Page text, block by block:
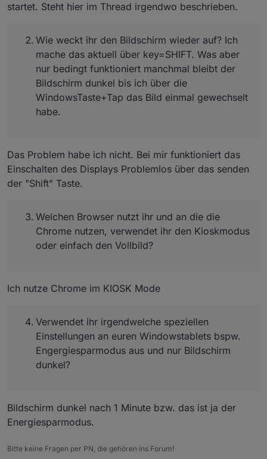
startet. Steht hier im Thread irgendwo beschrieben.
Wie weckt ihr den Bildschirm wieder auf? Ich
mache das aktuell über key=SHIFT. Was aber
nur bedingt funktioniert manchmal bleibt der
Bildschirm dunkel bis ich über die
WindowsTaste+Tap das Bild einmal gewechselt
habe.
Das Problem habe ich nicht. Bei mir funktioniert das
Einschalten des Displays Problemlos über das senden
der "Shift" Taste.
Welchen Browser nutzt ihr und an die die
Chrome nutzen, verwendet ihr den Kioskmodus
oder einfach den Vollbild?
Ich nutze Chrome im KIOSK Mode
Verwendet ihr irgendwelche speziellen
Einstellungen an euren Windowstablets bspw.
Engergiesparmodus aus und nur Bildschirm
dunkel?
Bildschirm dunkel nach 1 Minute bzw. das ist ja der
Energiesparmodus.
Bitte keine Fragen per PN, die gehören ins Forum!